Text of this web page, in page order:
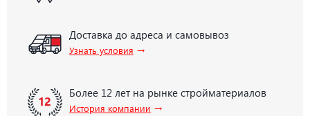
Доставка до адреса и самовывоз
Узнать условия →
Более 12 лет на рынке стройматериалов
История компании →